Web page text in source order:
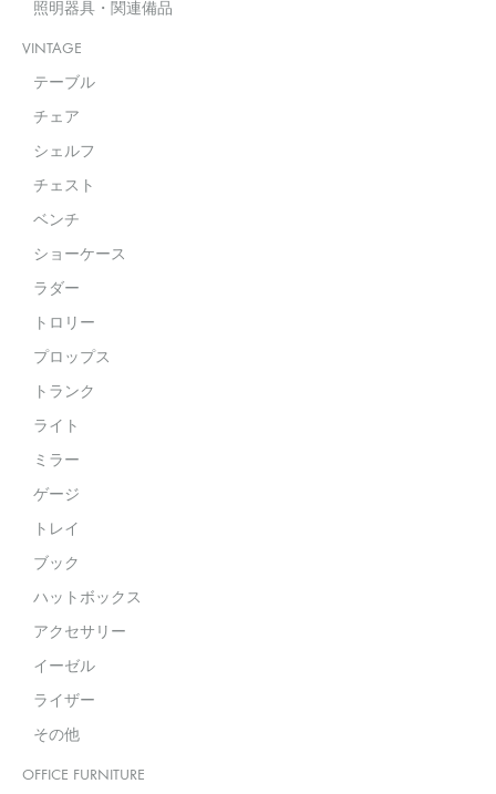
照明器具・関連備品
VINTAGE
テーブル
チェア
シェルフ
チェスト
ベンチ
ショーケース
ラダー
トロリー
プロップス
トランク
ライト
ミラー
ゲージ
トレイ
ブック
ハットボックス
アクセサリー
イーゼル
ライザー
その他
OFFICE FURNITURE